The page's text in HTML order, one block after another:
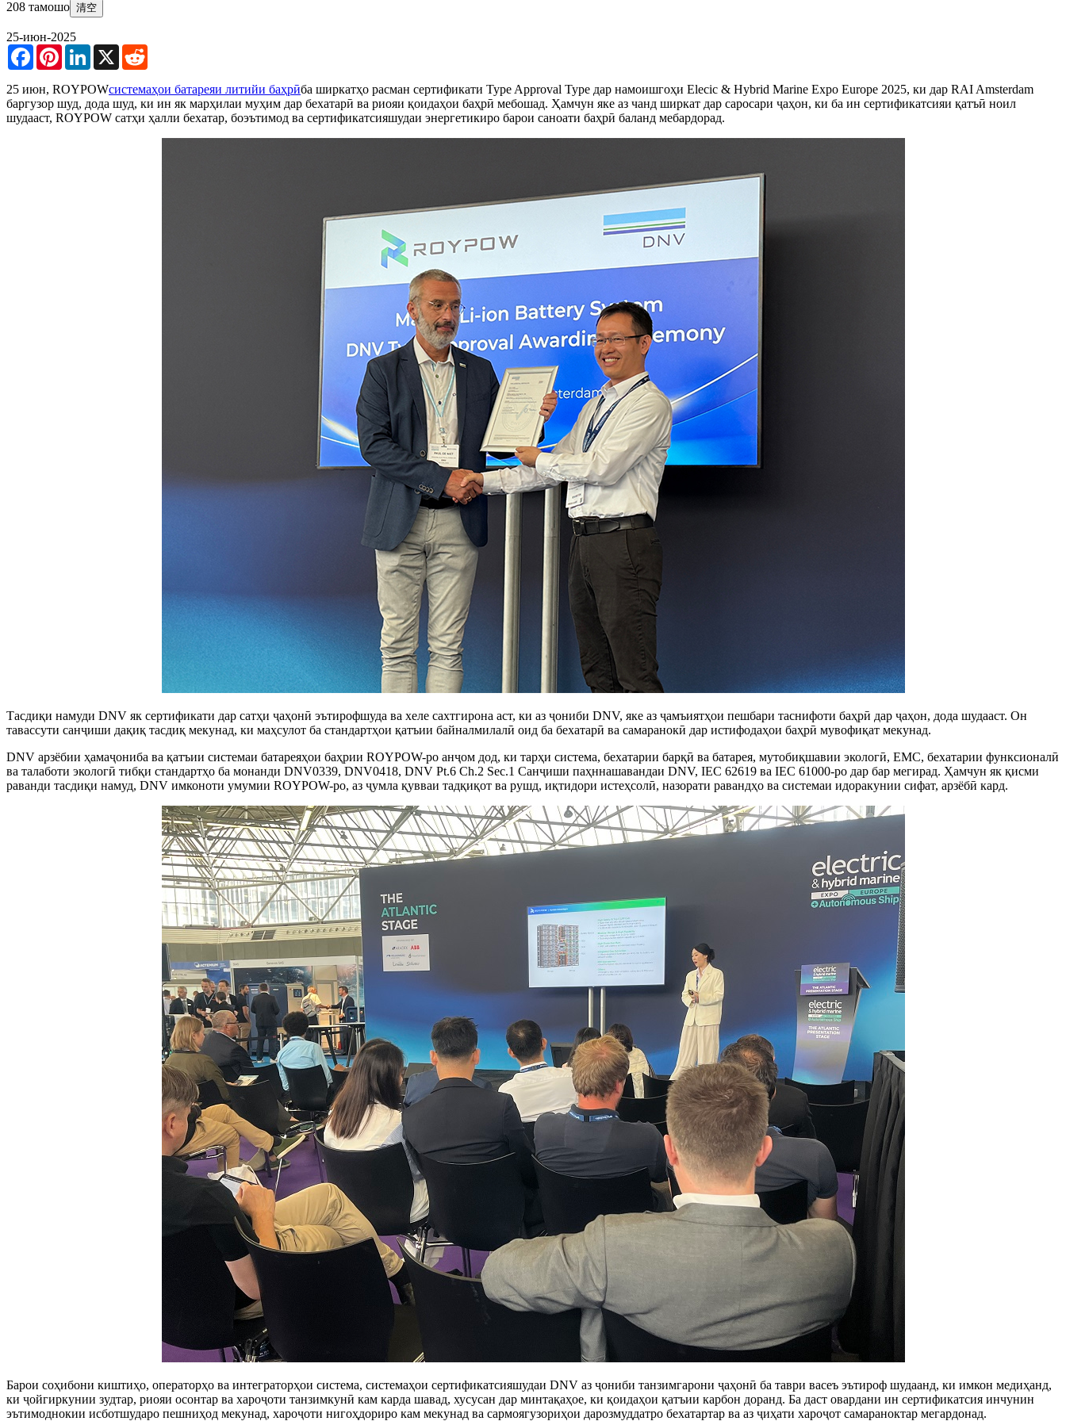
208 тамошо 清空
25-июн-2025
FacebookPinterestLinkedIn
X
25 июн, ROYPOWсистемаҳои батареяи литийи баҳрӣба ширкатҳо расман сертификати Type Approval Type дар намоишгоҳи Elecic & Hybrid Marine Expo Europe 2025, ки дар RAI Amsterdam
баргузор шуд, дода шуд, ки ин як марҳилаи муҳим дар бехатарӣ ва риояи қоидаҳои баҳрӣ мебошад. Ҳамчун яке аз чанд ширкат дар саросари ҷаҳон, ки ба ин сертификатсияи қатъӣ ноил
шудааст, ROYPOW сатҳи ҳалли бехатар, боэътимод ва сертификатсияшудаи энергетикиро барои саноати баҳрӣ баланд мебардорад.
Тасдиқи намуди DNV як сертификати дар сатҳи ҷаҳонӣ эътирофшуда ва хеле сахтгирона аст, ки аз ҷониби DNV, яке аз ҷамъиятҳои пешбари таснифоти баҳрӣ дар ҷаҳон, дода шудааст. Он
тавассути санҷиши дақиқ тасдиқ мекунад, ки маҳсулот ба стандартҳои қатъии байналмилалӣ оид ба бехатарӣ ва самаранокӣ дар истифодаҳои баҳрӣ мувофиқат мекунад.
DNV арзёбии ҳамаҷониба ва қатъии системаи батареяҳои баҳрии ROYPOW-ро анҷом дод, ки тарҳи система, бехатарии барқӣ ва батарея, мутобиқшавии экологӣ, EMC, бехатарии функсионалӣ
ва талаботи экологӣ тибқи стандартҳо ба монанди DNV0339, DNV0418, DNV Pt.6 Ch.2 Sec.1 Санҷиши паҳннашавандаи DNV, IEC 62619 ва IEC 61000-ро дар бар мегирад. Ҳамчун як қисми
раванди тасдиқи намуд, DNV имконоти умумии ROYPOW-ро, аз ҷумла қувваи тадқиқот ва рушд, иқтидори истеҳсолӣ, назорати равандҳо ва системаи идоракунии сифат, арзёбӣ кард.
Барои соҳибони киштиҳо, операторҳо ва интеграторҳои система, системаҳои сертификатсияшудаи DNV аз ҷониби танзимгарони ҷаҳонӣ ба таври васеъ эътироф шудаанд, ки имкон медиҳанд,
ки ҷойгиркунии зудтар, риояи осонтар ва хароҷоти танзимкунӣ кам карда шавад, хусусан дар минтақаҳое, ки қоидаҳои қатъии карбон доранд. Ба даст овардани ин сертификатсия инчунин
эътимоднокии исботшударо пешниҳод мекунад, хароҷоти нигоҳдориро кам мекунад ва сармоягузориҳои дарозмуддатро бехатартар ва аз ҷиҳати хароҷот самараноктар мегардонад.